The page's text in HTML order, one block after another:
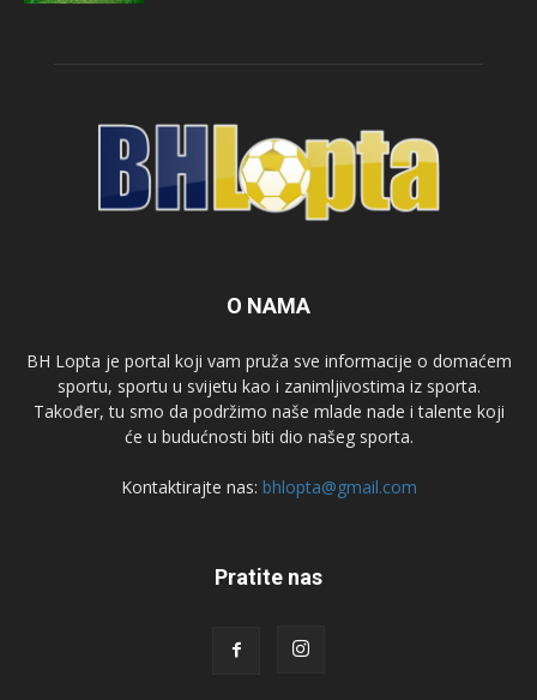
O NAMA
BH Lopta je portal koji vam pruža sve informacije o domaćem
sportu, sportu u svijetu kao i zanimljivostima iz sporta.
Također, tu smo da podržimo naše mlade nade i talente koji
će u budućnosti biti dio našeg sporta.
Kontaktirajte nas: bhlopta@gmail.com
Pratite nas